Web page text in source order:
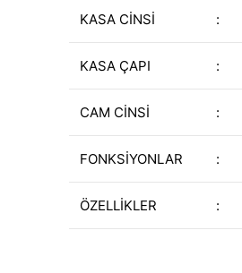
KASA CİNSİ :
KASA ÇAPI :
CAM CİNSİ :
FONKSİYONLAR :
ÖZELLİKLER :